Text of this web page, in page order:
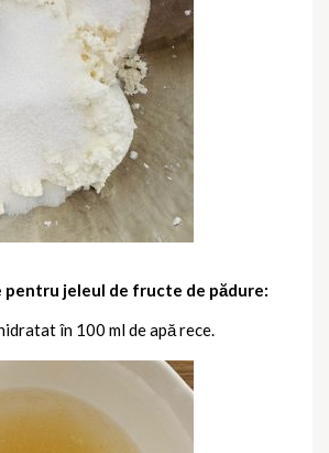
pentru jeleul de fructe de pădure:
în 100 ml de apă rece.